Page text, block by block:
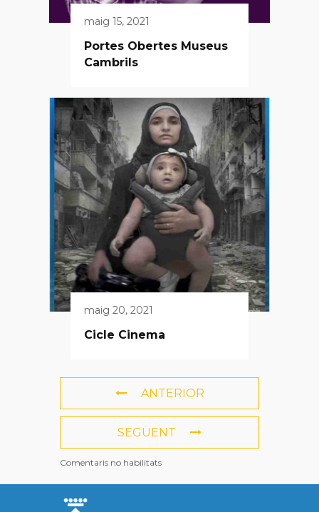
maig 15, 2021
Portes Obertes Museus
Cambrils
maig 20, 2021
Cicle Cinema
ANTERIOR
SEGÜENT
Comentaris no habilitats